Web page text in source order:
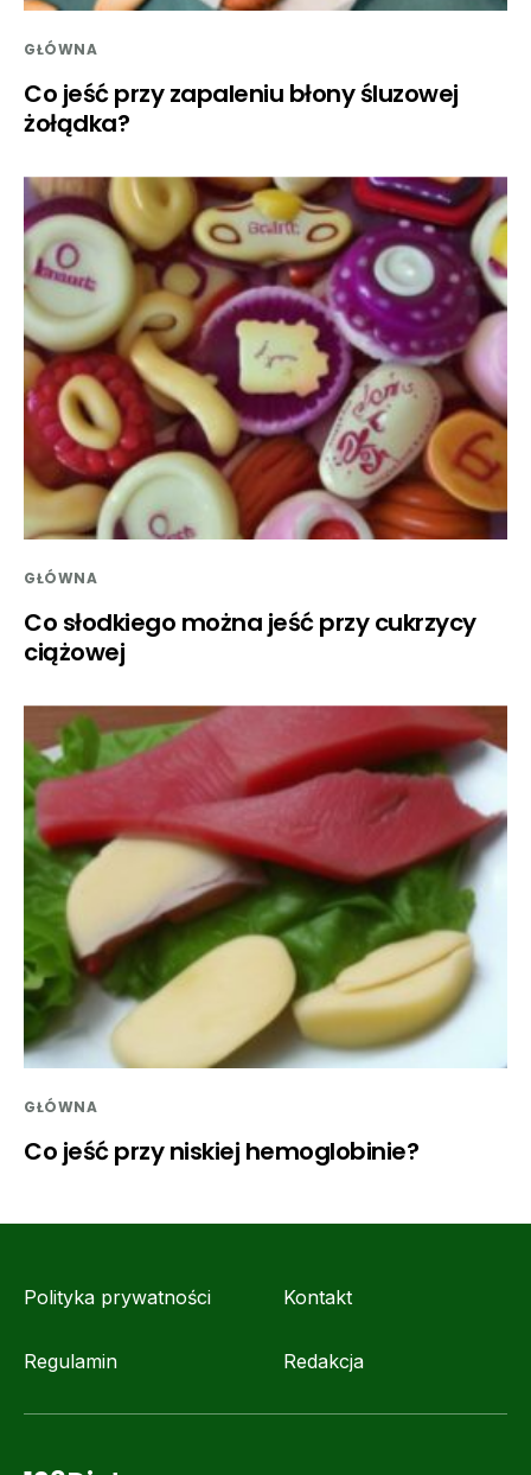
GŁÓWNA
Co jeść przy zapaleniu błony śluzowej
żołądka?
GŁÓWNA
Co słodkiego można jeść przy cukrzycy
ciążowej
GŁÓWNA
Co jeść przy niskiej hemoglobinie?
Polityka prywatności Kontakt
Regulamin Redakcja